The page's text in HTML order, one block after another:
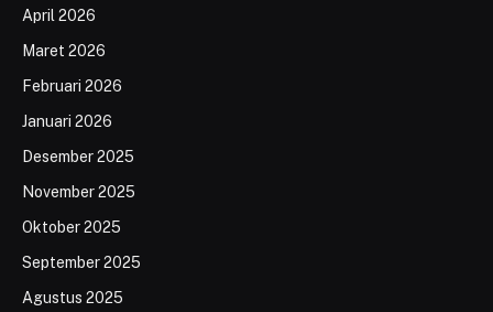
April 2026
Maret 2026
Februari 2026
Januari 2026
Desember 2025
November 2025
Oktober 2025
September 2025
Agustus 2025